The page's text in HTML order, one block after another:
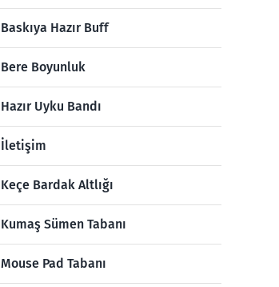
Baskıya Hazır Buff
Bere Boyunluk
Hazır Uyku Bandı
İletişim
Keçe Bardak Altlığı
Kumaş Sümen Tabanı
Mouse Pad Tabanı